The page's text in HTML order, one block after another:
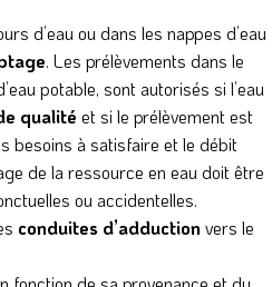
d’eau ou dans les nappes d’eau
. Les prélèvements dans le
potable, sont autorisés si l’eau
qualité et si le prélèvement est
besoins à satisfaire et le débit
de la ressource en eau doit être
ou accidentelles.
conduites d’adduction vers le